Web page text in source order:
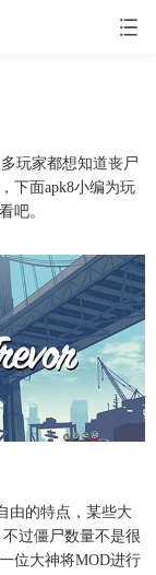
玩家都想知道丧尸
下面apk8小编为玩
吧。
的特点，某些大
过僵尸数量不是很
位大神将MOD进行